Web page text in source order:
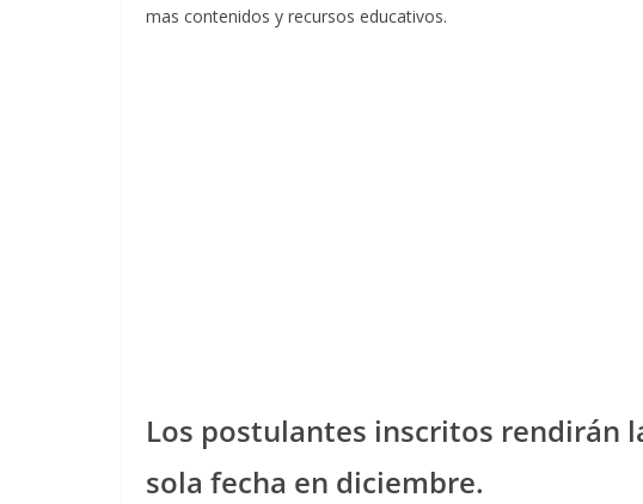
mas contenidos y recursos educativos.
Los postulantes inscritos rendirán
sola fecha en diciembre.